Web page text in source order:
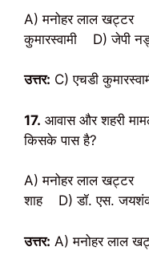
A) मनोहर लाल खट्टर
कुमारस्वामी D) जेपी
उत्तर: C) एचडी
17. आवास और शहरी
किसके पास है?
A) मनोहर लाल खट्टर
शाह D) डॉ. एस.
उत्तर: A) मनोहर लाल